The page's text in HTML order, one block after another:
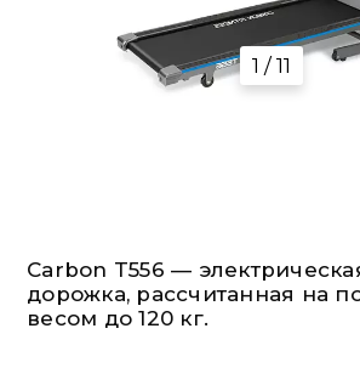
1 / 11
Carbon T556 —
дорожка, рассчитанная на
весом до 120 кг.